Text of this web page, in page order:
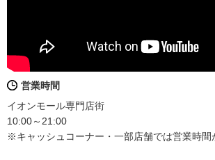
営業時間
イオンモール専門店街
10:00～21:00
※キャッシュコーナー・一部店舗では営業時間